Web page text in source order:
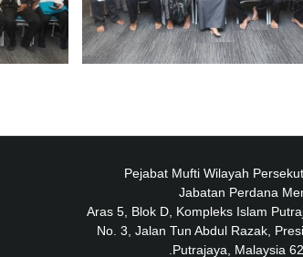
Pejabat Mufti Wilayah
Jabatan Perdana
Aras 5, Blok D, Kompleks Islam
No. 3, Jalan Tun Abdul Razak,
62100